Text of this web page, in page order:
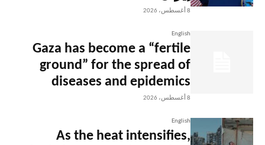
8 أغسطس، 2026
English
Gaza has become a “fertile
ground” for the spread of
diseases and epidemics
8 أغسطس، 2026
English
As the heat intensifies,